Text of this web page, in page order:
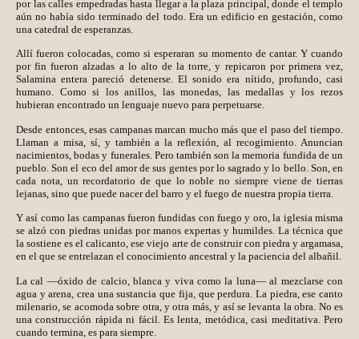
por las calles empedradas hasta llegar a la plaza principal, donde el templo
aún no había sido terminado del todo. Era un edificio en gestación, como
una catedral de esperanzas.
Allí fueron colocadas, como si esperaran su momento de cantar. Y cuando
por fin fueron alzadas a lo alto de la torre, y repicaron por primera vez,
Salamina entera pareció detenerse. El sonido era nítido, profundo, casi
humano. Como si los anillos, las monedas, las medallas y los rezos
hubieran encontrado un lenguaje nuevo para perpetuarse.
Desde entonces, esas campanas marcan mucho más que el paso del tiempo.
Llaman a misa, sí, y también a la reflexión, al recogimiento. Anuncian
nacimientos, bodas y funerales. Pero también son la memoria fundida de un
pueblo. Son el eco del amor de sus gentes por lo sagrado y lo bello. Son, en
cada nota, un recordatorio de que lo noble no siempre viene de tierras
lejanas, sino que puede nacer del barro y el fuego de nuestra propia tierra.
Y así como las campanas fueron fundidas con fuego y oro, la iglesia misma
se alzó con piedras unidas por manos expertas y humildes. La técnica que
la sostiene es el calicanto, ese viejo arte de construir con piedra y argamasa,
en el que se entrelazan el conocimiento ancestral y la paciencia del albañil.
La cal —óxido de calcio, blanca y viva como la luna— al mezclarse con
agua y arena, crea una sustancia que fija, que perdura. La piedra, ese canto
milenario, se acomoda sobre otra, y otra más, y así se levanta la obra. No es
una construcción rápida ni fácil. Es lenta, metódica, casi meditativa. Pero
cuando termina, es para siempre.